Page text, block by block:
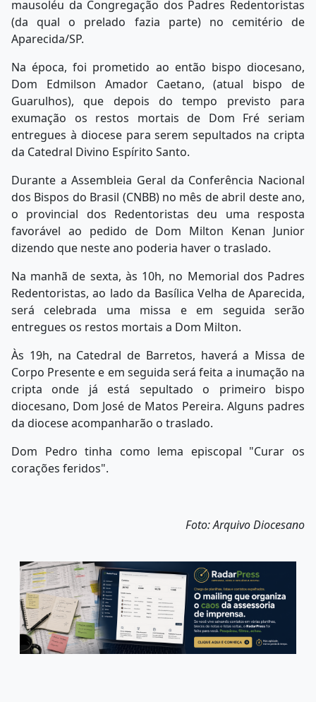
mausoléu da Congregação dos Padres Redentoristas
(da qual o prelado fazia parte) no cemitério de
Aparecida/SP.
Na época, foi prometido ao então bispo diocesano,
Dom Edmilson Amador Caetano, (atual bispo de
Guarulhos), que depois do tempo previsto para
exumação os restos mortais de Dom Fré seriam
entregues à diocese para serem sepultados na cripta
da Catedral Divino Espírito Santo.
Durante a Assembleia Geral da Conferência Nacional
dos Bispos do Brasil (CNBB) no mês de abril deste ano,
o provincial dos Redentoristas deu uma resposta
favorável ao pedido de Dom Milton Kenan Junior
dizendo que neste ano poderia haver o traslado.
Na manhã de sexta, às 10h, no Memorial dos Padres
Redentoristas, ao lado da Basílica Velha de Aparecida,
será celebrada uma missa e em seguida serão
entregues os restos mortais a Dom Milton.
Às 19h, na Catedral de Barretos, haverá a Missa de
Corpo Presente e em seguida será feita a inumação na
cripta onde já está sepultado o primeiro bispo
diocesano, Dom José de Matos Pereira. Alguns padres
da diocese acompanharão o traslado.
Dom Pedro tinha como lema episcopal "Curar os
corações feridos".
Foto: Arquivo Diocesano